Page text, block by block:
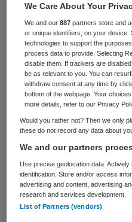
de raad van toezicht
in Eindhoven. Van
volgt op het vertrek
Bergh en Frans
verstrijken van hun
raad van toezicht
naar vijf leden.
Van den Broek (60
Financiën van het
Eindhoven. Hij is
raad van toezicht bij
We Care About Your
We and our887 partners store and
or unique identifiers, on your
technologies to support the
process data to provide. Selecting
disable them. If trackers are
be as relevant to you. You can
withdraw consent at any time by
bottom of the webpage. Your
more details, refer to our Privacy
Would you rather not? Then we only
these do not record any data about
We and our partners
Use precise geolocation data.
identification. Store and/or access
advertising and content, advertising
research and services development.
List of Partners (vendors)